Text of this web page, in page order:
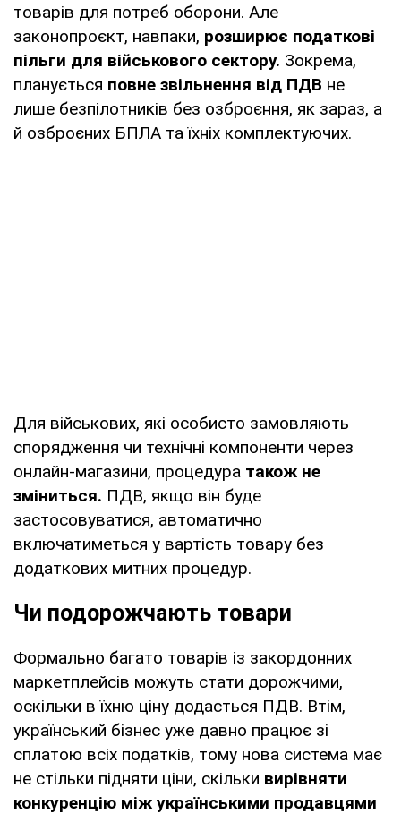
товарів для потреб оборони. Але
законопроєкт, навпаки, розширює податкові
пільги для військового сектору. Зокрема,
планується повне звільнення від ПДВ не
лише безпілотників без озброєння, як зараз, а
й озброєних БПЛА та їхніх комплектуючих.
Для військових, які особисто замовляють
спорядження чи технічні компоненти через
онлайн-магазини, процедура також не
зміниться. ПДВ, якщо він буде
застосовуватися, автоматично
включатиметься у вартість товару без
додаткових митних процедур.
Чи подорожчають товари
Формально багато товарів із закордонних
маркетплейсів можуть стати дорожчими,
оскільки в їхню ціну додасться ПДВ. Втім,
український бізнес уже давно працює зі
сплатою всіх податків, тому нова система має
не стільки підняти ціни, скільки вирівняти
конкуренцію між українськими продавцями